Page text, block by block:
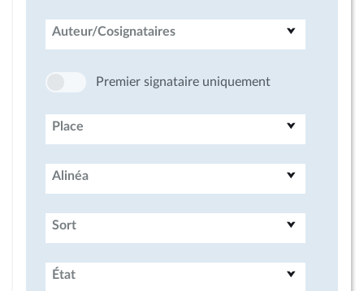
Auteur/Cosignataires
Premier signataire uniquement
Place
Alinéa
Sort
État